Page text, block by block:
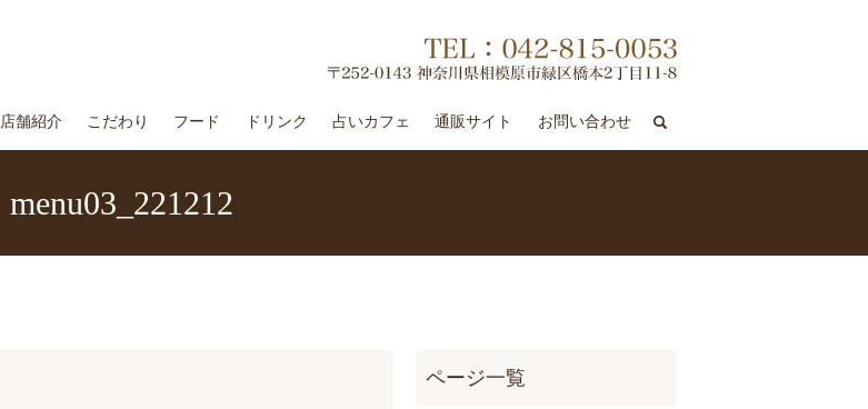
店舗紹介 こだわり フード ドリンク 占いカフェ 通販サイト お問い合わせ
menu03_221212